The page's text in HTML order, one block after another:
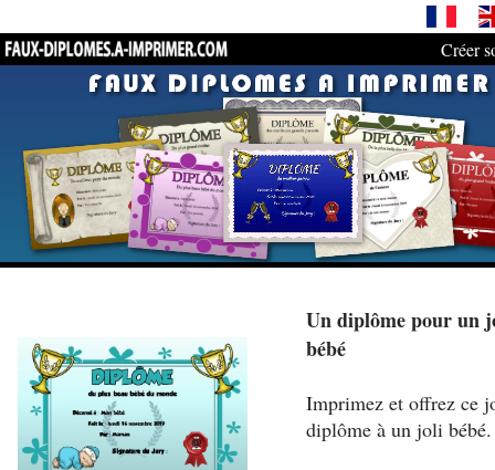
Créer
Un diplôme pour un
bébé
Imprimez et offrez ce
diplôme à un joli bébé.